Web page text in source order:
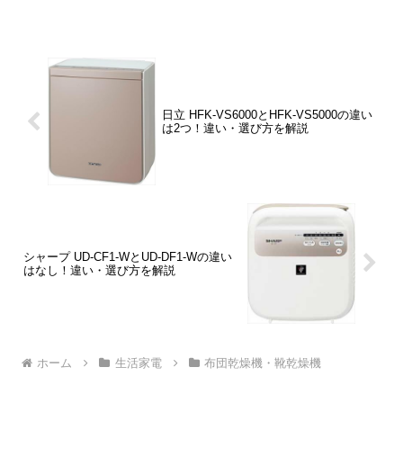
日立 HFK-VS6000とHFK-VS5000の違い
は2つ！違い・選び方を解説
シャープ UD-CF1-WとUD-DF1-Wの違い
はなし！違い・選び方を解説
ホーム 生活家電 布団乾燥機・靴乾燥機